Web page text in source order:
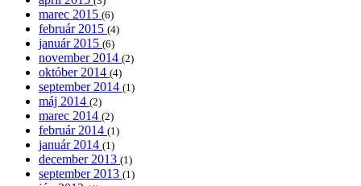
marec 2015 (6)
február 2015 (4)
január 2015 (6)
november 2014 (2)
október 2014 (4)
september 2014 (1)
máj 2014 (2)
marec 2014 (2)
február 2014 (1)
január 2014 (1)
december 2013 (1)
september 2013 (1)